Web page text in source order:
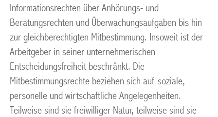
Informationsrechten über Anhörungs- und
Beratungsrechten und Überwachungsaufgaben bis hin
zur gleichberechtigten Mitbestimmung. Insoweit ist der
Arbeitgeber in seiner unternehmerischen
Entscheidungsfreiheit beschränkt. Die
Mitbestimmungsrechte beziehen sich auf soziale,
personelle und wirtschaftliche Angelegenheiten.
Teilweise sind sie freiwilliger Natur, teilweise sind sie